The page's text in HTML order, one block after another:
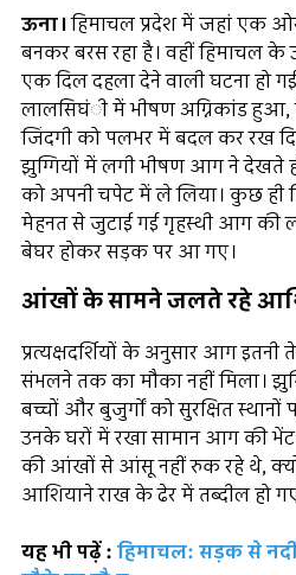
ऊना।हिमाचल प्रदेश में जहां एक
बनकर बरस रहा है। वहीं हिमाचल के
एक दिल दहला देने वाली घटना हो
लालसिघंी में भीषण अग्निकांड हुआ,
जिंदगी को पलभर में बदल कर रख
झुग्गियों में लगी भीषण आग ने देखते
को अपनी चपेट में ले लिया। कुछ ही
मेहनत से जुटाई गई गृहस्थी आग की
बेघर होकर सड़क पर आ गए।
आंखों के सामने जलते रहे
प्रत्यक्षदर्शियों के अनुसार आग
संभलने तक का मौका नहीं मिला।
बच्चों और बुजुर्गों को सुरक्षित
उनके घरों में रखा सामान आग की
की आंखों से आंसू नहीं रुक रहे थे,
आशियाने राख के ढेर में तब्दील हो
यह भी पढ़ें : हिमाचल: सड़क से